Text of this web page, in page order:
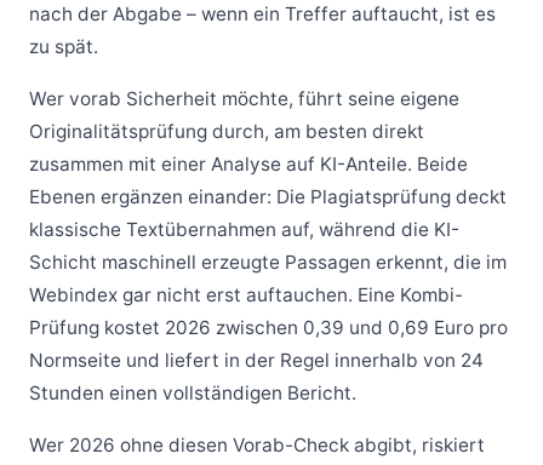
nach der Abgabe – wenn ein Treffer auftaucht, ist es
zu spät.
Wer vorab Sicherheit möchte, führt seine eigene
Originalitätsprüfung durch, am besten direkt
zusammen mit einer Analyse auf KI-Anteile. Beide
Ebenen ergänzen einander: Die Plagiatsprüfung deckt
klassische Textübernahmen auf, während die KI-
Schicht maschinell erzeugte Passagen erkennt, die im
Webindex gar nicht erst auftauchen. Eine Kombi-
Prüfung kostet 2026 zwischen 0,39 und 0,69 Euro pro
Normseite und liefert in der Regel innerhalb von 24
Stunden einen vollständigen Bericht.
Wer 2026 ohne diesen Vorab-Check abgibt, riskiert